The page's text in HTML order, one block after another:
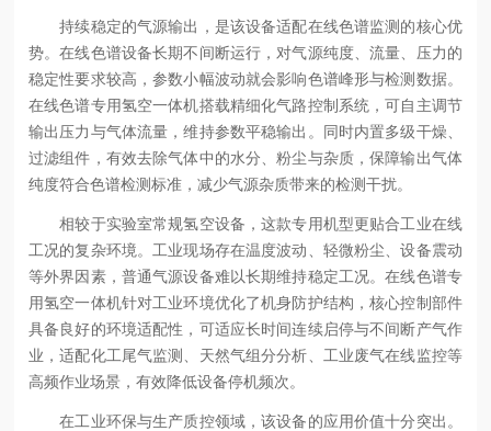
持续稳定的气源输出，是该设备适配在线色谱监测的核心优
势。在线色谱设备长期不间断运行，对气源纯度、流量、压力的
稳定性要求较高，参数小幅波动就会影响色谱峰形与检测数据。
在线色谱专用氢空一体机搭载精细化气路控制系统，可自主调节
输出压力与气体流量，维持参数平稳输出。同时内置多级干燥、
过滤组件，有效去除气体中的水分、粉尘与杂质，保障输出气体
纯度符合色谱检测标准，减少气源杂质带来的检测干扰。
相较于实验室常规氢空设备，这款专用机型更贴合工业在线
工况的复杂环境。工业现场存在温度波动、轻微粉尘、设备震动
等外界因素，普通气源设备难以长期维持稳定工况。在线色谱专
用氢空一体机针对工业环境优化了机身防护结构，核心控制部件
具备良好的环境适配性，可适应长时间连续启停与不间断产气作
业，适配化工尾气监测、天然气组分分析、工业废气在线监控等
高频作业场景，有效降低设备停机频次。
在工业环保与生产质控领域，该设备的应用价值十分突出。